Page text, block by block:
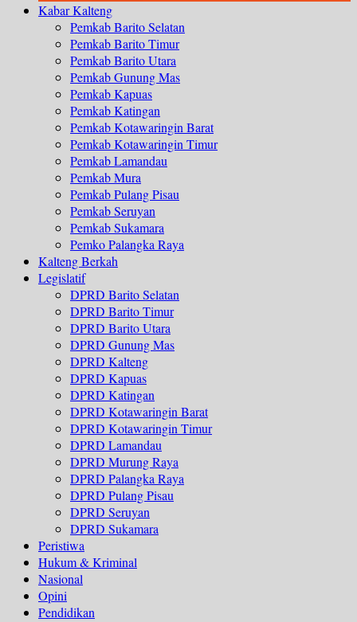
Kabar Kalteng
Pemkab Barito Selatan
Pemkab Barito Timur
Pemkab Barito Utara
Pemkab Gunung Mas
Pemkab Kapuas
Pemkab Katingan
Pemkab Kotawaringin Barat
Pemkab Kotawaringin Timur
Pemkab Lamandau
Pemkab Mura
Pemkab Pulang Pisau
Pemkab Seruyan
Pemkab Sukamara
Pemko Palangka Raya
Kalteng Berkah
Legislatif
DPRD Barito Selatan
DPRD Barito Timur
DPRD Barito Utara
DPRD Gunung Mas
DPRD Kalteng
DPRD Kapuas
DPRD Katingan
DPRD Kotawaringin Barat
DPRD Kotawaringin Timur
DPRD Lamandau
DPRD Murung Raya
DPRD Palangka Raya
DPRD Pulang Pisau
DPRD Seruyan
DPRD Sukamara
Peristiwa
Hukum & Kriminal
Nasional
Opini
Pendidikan